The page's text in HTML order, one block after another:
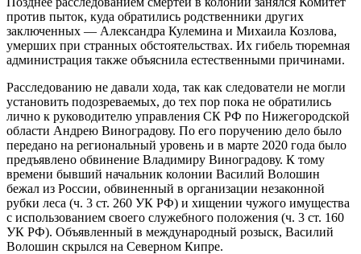
против пыток, куда обратились родственники других
заключенных — Александра Кулемина и Михаила Козлова,
умерших при странных обстоятельствах. Их гибель тюремная
администрация также объяснила естественными причинами.
Расследованию не давали хода, так как следователи не могли
установить подозреваемых, до тех пор пока не обратились
лично к руководителю управления СК РФ по Нижегородской
области Андрею Виноградову. По его поручению дело было
передано на региональный уровень и в марте 2020 года было
предъявлено обвинение Владимиру Виноградову. К тому
времени бывший начальник колонии Василий Волошин
бежал из России, обвиненный в организации незаконной
рубки леса (ч. 3 ст. 260 УК РФ) и хищении чужого имущества
с использованием своего служебного положения (ч. 3 ст. 160
УК РФ). Объявленный в международный розыск, Василий
Волошин скрылся на Северном Кипре.